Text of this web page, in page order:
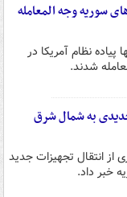
سوریه وجه المعامله
نظام آمریکا در
شدند.
به شمال شرق
انتقال تجهیزات جدید
خبر داد.